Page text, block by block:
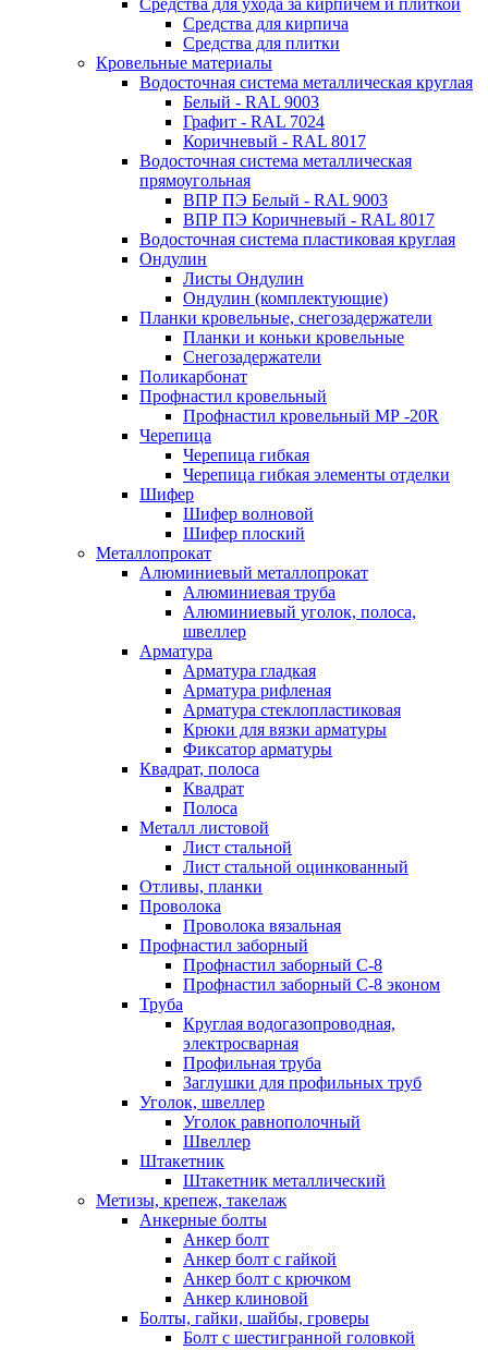
Средства для ухода за кирпичем и плиткой
Средства для кирпича
Средства для плитки
Кровельные материалы
Водосточная система металлическая круглая
Белый - RAL 9003
Графит - RAL 7024
Коричневый - RAL 8017
Водосточная система металлическая
прямоугольная
ВПР ПЭ Белый - RAL 9003
ВПР ПЭ Коричневый - RAL 8017
Водосточная система пластиковая круглая
Ондулин
Листы Ондулин
Ондулин (комплектующие)
Планки кровельные, снегозадержатели
Планки и коньки кровельные
Снегозадержатели
Поликарбонат
Профнастил кровельный
Профнастил кровельный МР -20R
Черепица
Черепица гибкая
Черепица гибкая элементы отделки
Шифер
Шифер волновой
Шифер плоский
Металлопрокат
Алюминиевый металлопрокат
Алюминиевая труба
Алюминиевый уголок, полоса,
швеллер
Арматура
Арматура гладкая
Арматура рифленая
Арматура стеклопластиковая
Крюки для вязки арматуры
Фиксатор арматуры
Квадрат, полоса
Квадрат
Полоса
Металл листовой
Лист стальной
Лист стальной оцинкованный
Отливы, планки
Проволока
Проволока вязальная
Профнастил заборный
Профнастил заборный С-8
Профнастил заборный С-8 эконом
Труба
Круглая водогазопроводная,
электросварная
Профильная труба
Заглушки для профильных труб
Уголок, швеллер
Уголок равнополочный
Швеллер
Штакетник
Штакетник металлический
Метизы, крепеж, такелаж
Анкерные болты
Анкер болт
Анкер болт с гайкой
Анкер болт с крючком
Анкер клиновой
Болты, гайки, шайбы, гроверы
Болт c шестигранной головкой